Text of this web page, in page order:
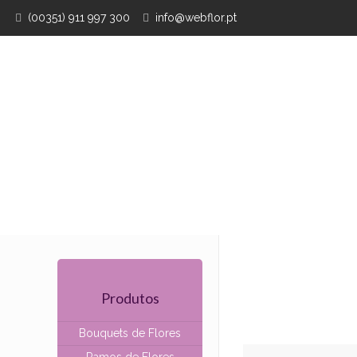
(00351) 911 997 300 info@webflor.pt
Produtos
Bouquets de Flores